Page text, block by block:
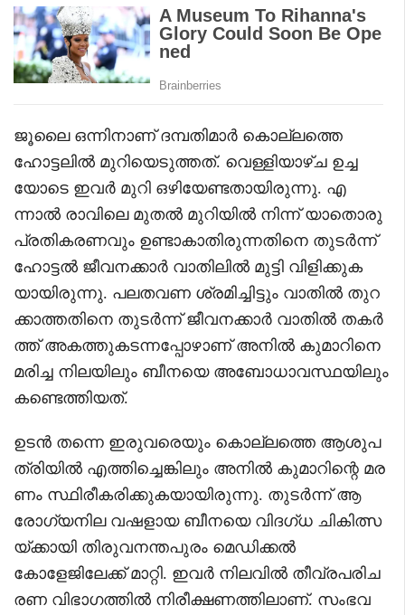
ജൂലൈ ഒന്നിനാണ് ദമ്പതിമാർ കൊല്ലത്തെ
ഹോട്ടലിൽ മുറിയെടുത്തത്. വെള്ളിയാഴ്ച ഉച്ച
യോടെ ഇവർ മുറി ഒഴിയേണ്ടതായിരുന്നു. എ
ന്നാൽ രാവിലെ മുതൽ മുറിയിൽ നിന്ന് യാതൊരു
പ്രതികരണവും ഉണ്ടാകാതിരുന്നതിനെ തുടർന്ന്
ഹോട്ടൽ ജീവനക്കാർ വാതിലിൽ മുട്ടി വിളിക്കുക
യായിരുന്നു. പലതവണ ശ്രമിച്ചിട്ടും വാതിൽ തുറ
ക്കാത്തതിനെ തുടർന്ന് ജീവനക്കാർ വാതിൽ തകർ
ത്ത് അകത്തുകടന്നപ്പോഴാണ് അനിൽ കുമാറിനെ
മരിച്ച നിലയിലും ബീനയെ അബോധാവസ്ഥയിലും
കണ്ടെത്തിയത്.
ഉടൻ തന്നെ ഇരുവരെയും കൊല്ലത്തെ ആശുപ
ത്രിയിൽ എത്തിച്ചെങ്കിലും അനിൽ കുമാറിന്റെ മര
ണം സ്ഥിരീകരിക്കുകയായിരുന്നു. തുടർന്ന് ആ
രോഗ്യനില വഷളായ ബീനയെ വിദഗ്ധ ചികിത്സ
യ്ക്കായി തിരുവനന്തപുരം മെഡിക്കൽ
കോളേജിലേക്ക് മാറ്റി. ഇവർ നിലവിൽ തീവ്രപരിച
രണ വിഭാഗത്തിൽ നിരീക്ഷണത്തിലാണ്. സംഭവ